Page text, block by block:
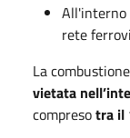
All'interno
rete
La
vietata
compresotra il